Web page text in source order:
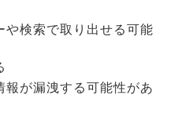
や検索で取り出せる可能
報が漏洩する可能性があ